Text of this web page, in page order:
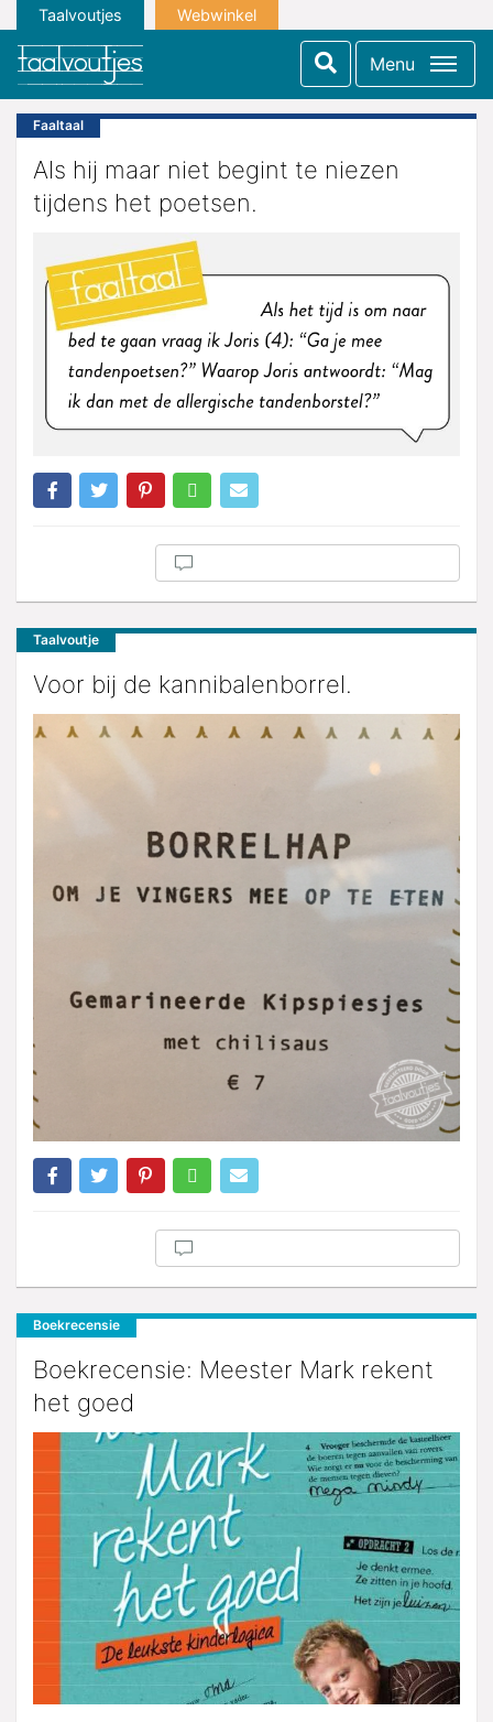
Taalvoutjes Webwinkel
Menu
Faaltaal
Als hij maar niet begint te niezen
tijdens het poetsen.
Taalvoutje
Voor bij de kannibalenborrel.
Boekrecensie
Boekrecensie: Meester Mark rekent
het goed